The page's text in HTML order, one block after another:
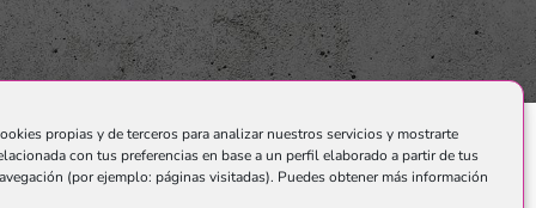
propias y de terceros para analizar nuestros servicios y mostrarte
con tus preferencias en base a un perfil elaborado a partir de tus
(por ejemplo: páginas visitadas). Puedes obtener más información